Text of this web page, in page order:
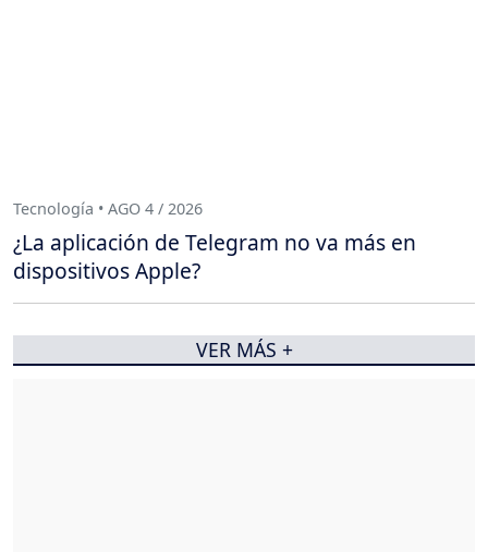
Tecnología • AGO 4 / 2026
¿La aplicación de Telegram no va más en
dispositivos Apple?
VER MÁS +